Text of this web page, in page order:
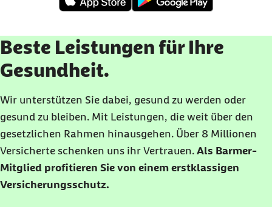
Beste Leistungen für Ihre
Gesundheit.
Wir unterstützen Sie dabei, gesund zu werden oder
gesund zu bleiben. Mit Leistungen, die weit über den
gesetzlichen Rahmen hinausgehen. Über 8 Millionen
Versicherte schenken uns ihr Vertrauen. Als Barmer-
Mitglied profitieren Sie von einem erstklassigen
Versicherungsschutz.